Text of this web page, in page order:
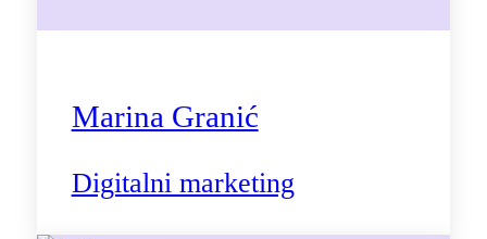
Marina Granić
Digitalni marketing